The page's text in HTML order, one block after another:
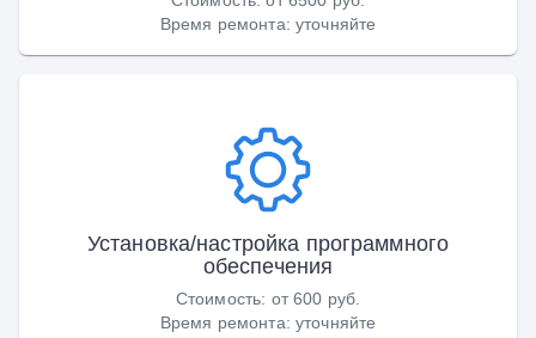
Время ремонта: уточняйте
Установка/настройка программного
обеспечения
Стоимость: от 600 руб.
Время ремонта: уточняйте